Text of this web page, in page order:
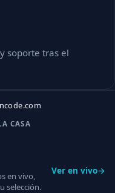
soporte tras el
CASA
en vivo,
selección.
Ver en vivo→